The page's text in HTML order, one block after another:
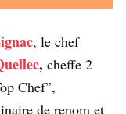
, le chef
, cheffe 2
Chef”,
de renom et